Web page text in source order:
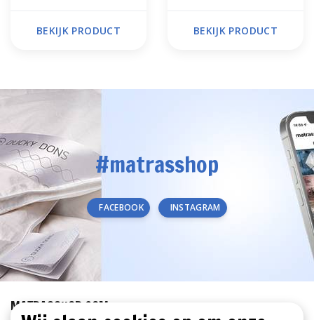
BEKIJK PRODUCT BEKIJK PRODUCT
#matrasshop
FACEBOOK INSTAGRAM
MATRASSHOP.COM